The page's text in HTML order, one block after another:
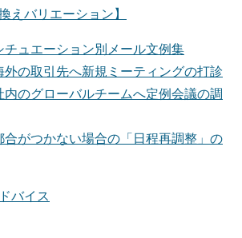
えバリエーション】
チュエーション別メール文例集
外の取引先へ新規ミーティングの打診
内のグローバルチームへ定例会議の調
合がつかない場合の「日程再調整」の
バイス